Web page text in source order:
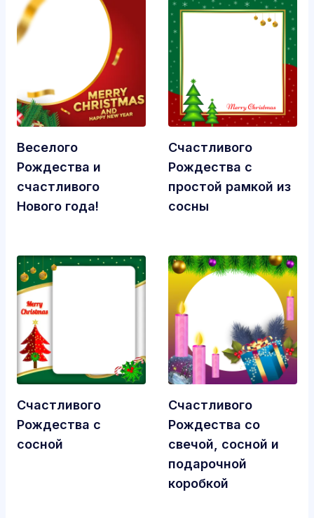
Веселого
Рождества и
счастливого
Нового года!
Счастливого
Рождества с
простой рамкой из
сосны
Счастливого
Рождества с
сосной
Счастливого
Рождества со
свечой, сосной и
подарочной
коробкой